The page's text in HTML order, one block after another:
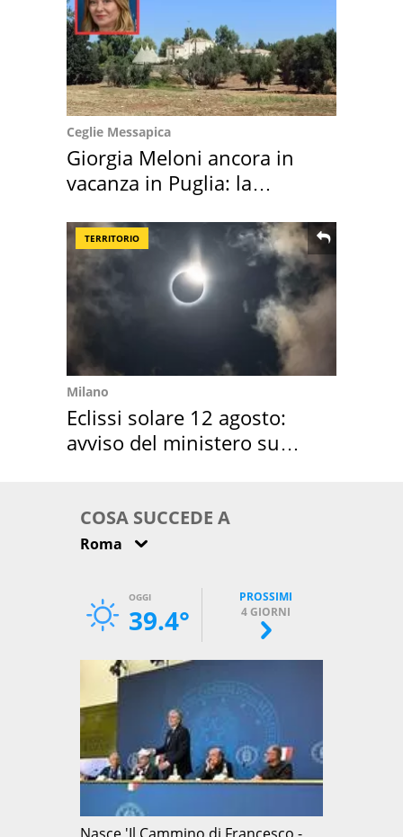
Ceglie Messapica
Giorgia Meloni ancora in
vacanza in Puglia: la
TERRITORIO
Milano
Eclissi solare 12 agosto:
avviso del ministero su